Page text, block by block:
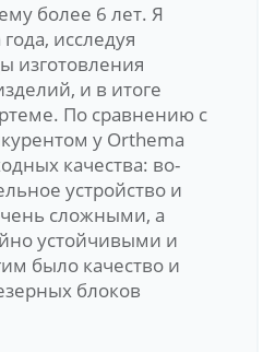
более 6 лет. Я
исследуя
изготовления
и в итоге
По сравнению с
у Orthema
качества: во-
устройство и
сложными, а
устойчивыми и
было качество и
блоков